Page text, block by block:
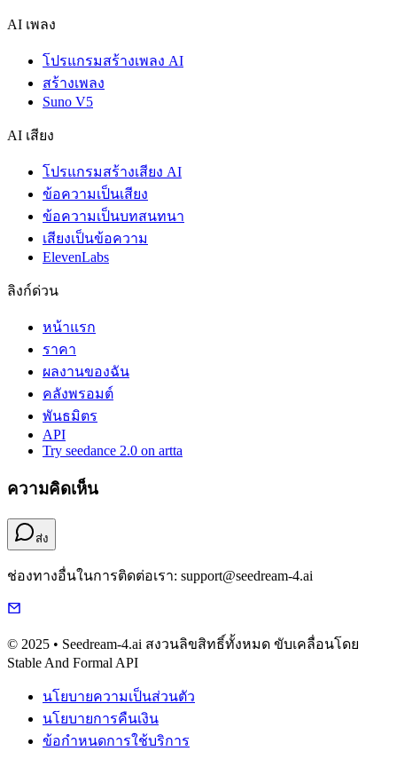
AI เพลง
โปรแกรมสร้างเพลง AI
สร้างเพลง
Suno V5
AI เสียง
โปรแกรมสร้างเสียง AI
ข้อความเป็นเสียง
ข้อความเป็นบทสนทนา
เสียงเป็นข้อความ
ElevenLabs
ลิงก์ด่วน
หน้าแรก
ราคา
ผลงานของฉัน
คลังพรอมต์
พันธมิตร
API
Try seedance 2.0 on artta
ความคิดเห็น
ส่ง
ช่องทางอื่นในการติดต่อเรา: support@seedream-4.ai
© 2025 • Seedream-4.ai สงวนลิขสิทธิ์ทั้งหมด ขับเคลื่อนโดย
Stable And Formal API
นโยบายความเป็นส่วนตัว
นโยบายการคืนเงิน
ข้อกำหนดการใช้บริการ